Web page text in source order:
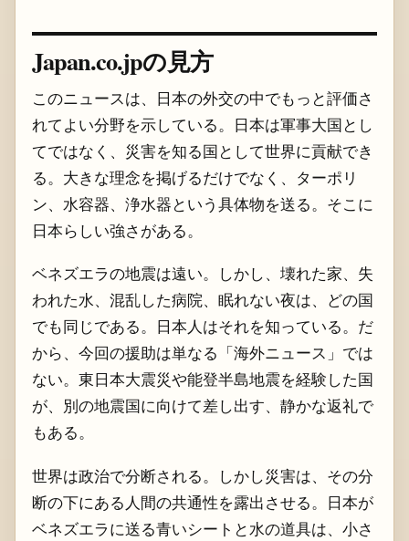
Japan.co.jpの見方
このニュースは、日本の外交の中でもっと評価さ
れてよい分野を示している。日本は軍事大国とし
てではなく、災害を知る国として世界に貢献でき
る。大きな理念を掲げるだけでなく、ターポリ
ン、水容器、浄水器という具体物を送る。そこに
日本らしい強さがある。
ベネズエラの地震は遠い。しかし、壊れた家、失
われた水、混乱した病院、眠れない夜は、どの国
でも同じである。日本人はそれを知っている。だ
から、今回の援助は単なる「海外ニュース」では
ない。東日本大震災や能登半島地震を経験した国
が、別の地震国に向けて差し出す、静かな返礼で
もある。
世界は政治で分断される。しかし災害は、その分
断の下にある人間の共通性を露出させる。日本が
ベネズエラに送る青いシートと水の道具は、小さ